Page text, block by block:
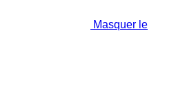
Masquer le